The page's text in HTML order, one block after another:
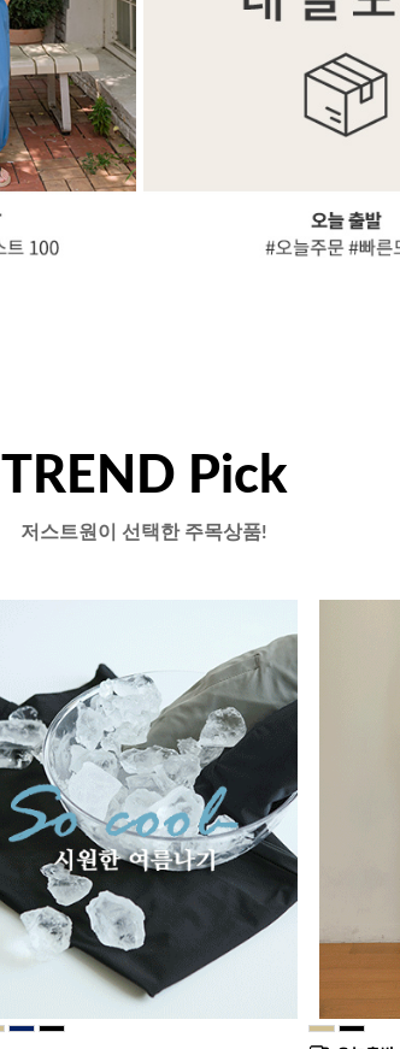
TREND Pick
저스트원이 선택한 주목상품!